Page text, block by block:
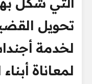
تحويل
لخدمة
لمعاناة